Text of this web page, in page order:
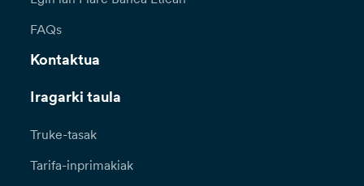
FAQs
Kontaktua
Iragarki taula
Truke-tasak
Tarifa-inprimakiak